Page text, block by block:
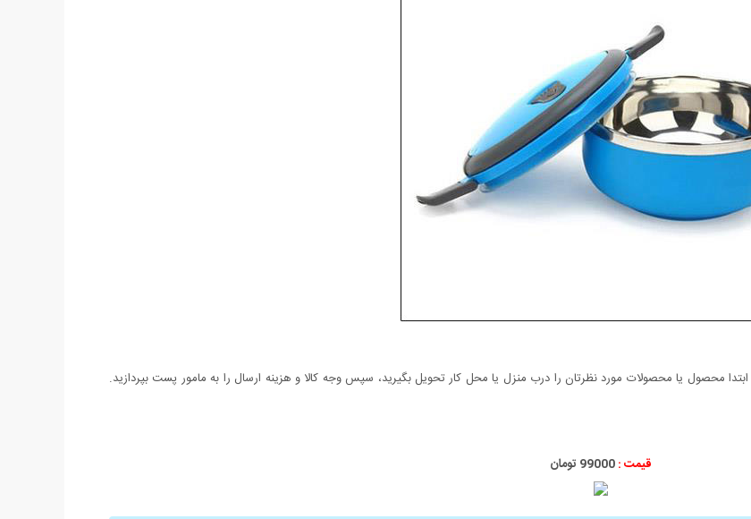
محصول یا محصولات مورد نظرتان را درب منزل یا محل کار تحویل بگیرید، سپس وجه کالا و هزینه ارسال را به مامور پست بپردازید.
قیمت :99000 تومان